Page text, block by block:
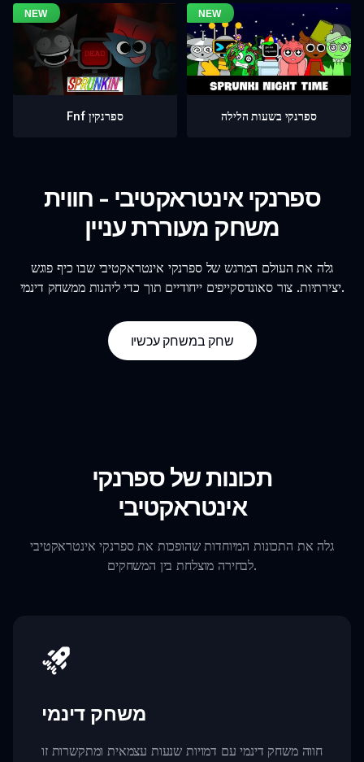
Fnf ספרנקין ספרנקי בשעות הלילה
ספרנקי אינטראקטיבי - חווית
משחק מעוררת עניין
גלה את העולם המרגש של ספרנקי אינטראקטיבי שבו כיף פוגש
יצירתיות. צור סאונדסקייפים ייחודיים תוך כדי ליהנות ממשחק דינמי.
שחק במשחק עכשיו
תכונות של ספרנקי
אינטראקטיבי
גלה את התכונות המיוחדות שהופכות את ספרנקי אינטראקטיבי
לבחירה מוצלחת בין המשחקים.
משחק דינמי
חווה משחק דינמי עם דמויות שנעות עצמאית ומתקשרות זו